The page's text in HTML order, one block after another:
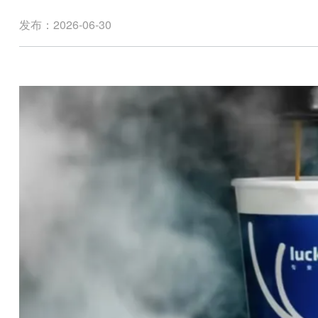
发布：2026-06-30